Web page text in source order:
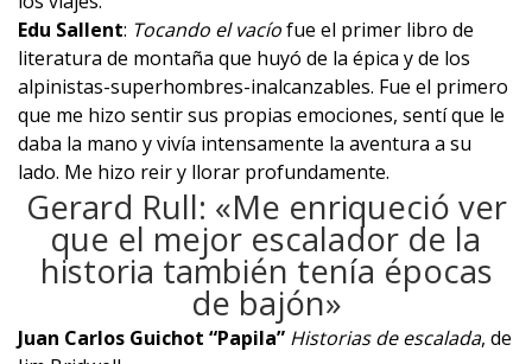
Edu Sallent: Tocando el vacíofue el primer libro de
literatura de montaña que huyó de la épica y de los
alpinistas-superhombres-inalcanzables. Fue el primero
que me hizo sentir sus propias emociones, sentí que le
daba la mano y vivía intensamente la aventura a su
lado. Me hizo reir y llorar profundamente.
Gerard Rull: «Me enriqueció ver
que el mejor escalador de la
historia también tenía épocas
de bajón»
Juan Carlos Guichot “Papila” Historias de escalada, de